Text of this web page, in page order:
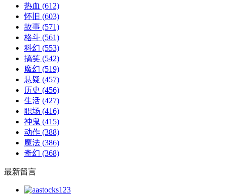
热血 (612)
怀旧 (603)
故事 (571)
格斗 (561)
科幻 (553)
搞笑 (542)
魔幻 (519)
悬疑 (457)
历史 (456)
生活 (427)
职场 (416)
神鬼 (415)
动作 (388)
魔法 (386)
奇幻 (368)
最新留言